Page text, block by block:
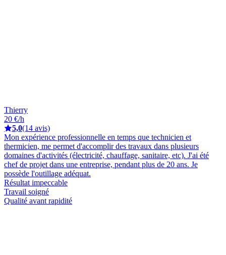
Thierry
20 €/h
5,0(14 avis)
Mon expérience professionnelle en temps que technicien et
thermicien, me permet d'accomplir des travaux dans plusieurs
domaines d'activités (électricité, chauffage, sanitaire, etc). J'ai été
chef de projet dans une entreprise, pendant plus de 20 ans. Je
possède l'outillage adéquat.
Résultat impeccable
Travail soigné
Qualité avant rapidité